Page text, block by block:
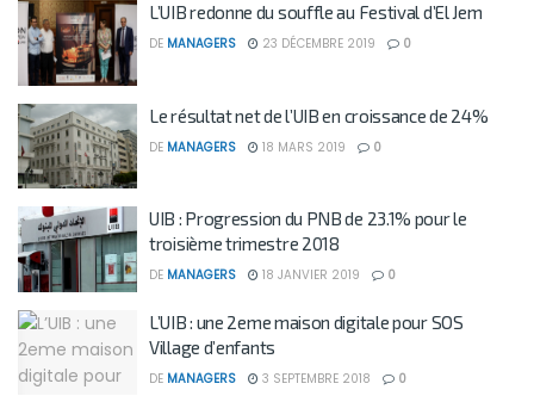
L’UIB redonne du souffle au Festival d’El Jem
DE MANAGERS 23 DÉCEMBRE 2019 0
Le résultat net de l’UIB en croissance de 24%
DE MANAGERS 18 MARS 2019 0
UIB : Progression du PNB de 23.1% pour le
troisième trimestre 2018
DE MANAGERS 18 JANVIER 2019 0
L’UIB : une 2eme maison digitale pour SOS
Village d’enfants
DE MANAGERS 3 SEPTEMBRE 2018 0